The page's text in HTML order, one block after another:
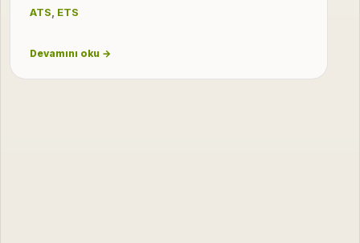
ATS, ETS
Devamını oku →